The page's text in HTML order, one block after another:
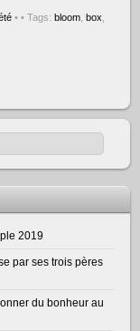
• • Tags:bloom ,box
2019
par ses trois pères
du bonheur au